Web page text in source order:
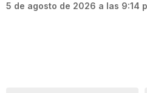
5 de agosto de 2026 a las 9:14